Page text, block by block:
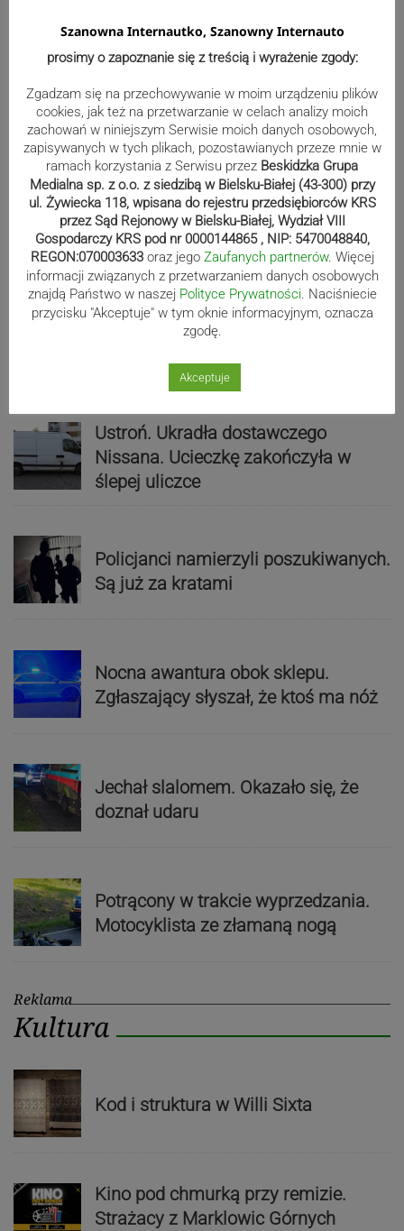
klasyfikację Polaków
Reklama
Ustroń. Ukradła dostawczego
Nissana. Ucieczkę zakończyła w
ślepej uliczce
Policjanci namierzyli poszukiwanych.
Są już za kratami
Nocna awantura obok sklepu.
Zgłaszający słyszał, że ktoś ma nóż
Jechał slalomem. Okazało się, że
doznał udaru
Potrącony w trakcie wyprzedzania.
Motocyklista ze złamaną nogą
Reklama
Kultura
Kod i struktura w Willi Sixta
Kino pod chmurką przy remizie.
Strażacy z Marklowic Górnych
Szanowna Internautko, Szanowny Internauto
prosimy o zapoznanie się z treścią i wyrażenie zgody:
Zgadzam się na przechowywanie w moim urządzeniu plików
cookies, jak też na przetwarzanie w celach analizy moich
zachowań w niniejszym Serwisie moich danych osobowych,
zapisywanych w tych plikach, pozostawianych przeze mnie w
ramach korzystania z Serwisu przez Beskidzka Grupa
Medialna sp. z o.o. z siedzibą w Bielsku-Białej (43-300) przy
ul. Żywiecka 118, wpisana do rejestru przedsiębiorców KRS
przez Sąd Rejonowy w Bielsku-Białej, Wydział VIII
Gospodarczy KRS pod nr 0000144865 , NIP: 5470048840,
REGON:070003633 oraz jego Zaufanych partnerów. Więcej
informacji związanych z przetwarzaniem danych osobowych
znajdą Państwo w naszej Polityce Prywatności. Naciśniecie
przycisku "Akceptuje" w tym oknie informacyjnym, oznacza
zgodę.
Akceptuje